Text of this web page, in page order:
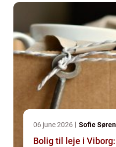
06 june 2026 Sofie
Bolig til leje i